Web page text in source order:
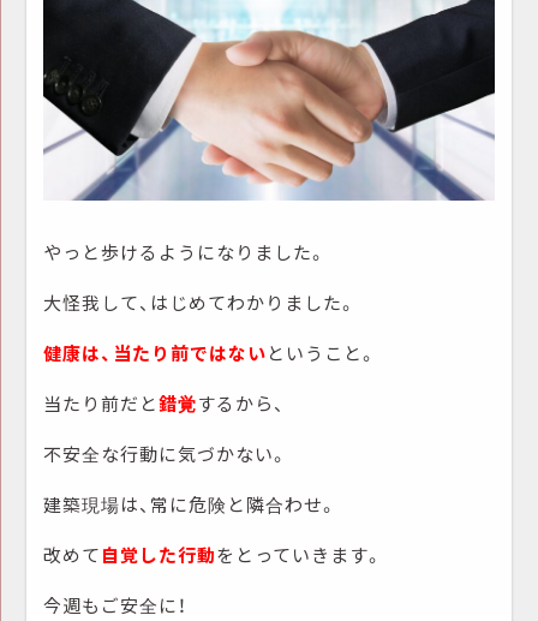
やっと歩けるようになりました。
大怪我して、はじめてわかりました。
健康は、当たり前ではないということ。
当たり前だと錯覚するから、
不安全な行動に気づかない。
建築現場は、常に危険と隣合わせ。
改めて自覚した行動をとっていきます。
今週もご安全に！